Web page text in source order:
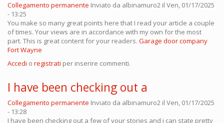
Collegamento permanente Inviato da albinamuro2 il Ven, 01/17/2025
- 13:25
You make so many great points here that I read your article a couple
of times. Your views are in accordance with my own for the most
part. This is great content for your readers. Garage door company
Fort Wayne
Accedi o registrati per inserire commenti.
I have been checking out a
Collegamento permanente Inviato da albinamuro2 il Ven, 01/17/2025
- 13:28
I have been checking out a few of your stories and i can state pretty